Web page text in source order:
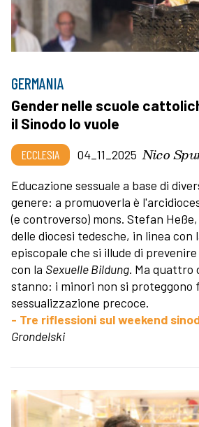
GERMANIA
Gender nelle scuole
il Sinodo lo vuole
ECCLESIA 04_11_2025 Nico
Educazione sessuale a base di
genere: a promuoverla è
(e controverso) mons. Stefan
delle diocesi tedesche, in linea con
episcopale che si illude di
con la Sexuelle Bildung. Ma quattro
stanno: i minori non si proteggono
sessualizzazione precoce.
- Tre riflessioni sul weekend
Grondelski